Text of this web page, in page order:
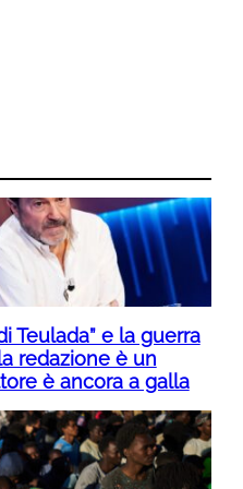
Teulada” e la guerra
redazione è un
è ancora a galla